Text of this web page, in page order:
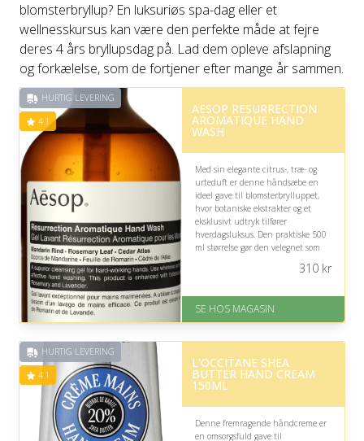
blomsterbryllup? En luksuriøs spa-dag eller et
wellnesskursus kan være den perfekte måde at fejre
deres 4 års bryllupsdag på. Lad dem opleve afslapning
og forkælelse, som de fortjener efter mange år sammen.
HURTIG LEVERING
4.1
AESOP RESURRECTION
AROMATIQUE HAND
WASH
Med sin elegante citrus-, træ- og
urteduft er denne håndsæbe en
ideel gave til blomsterbrylluppet,
hvor botaniske ekstrakter og et
eksklusivt udtryk tilfører
hverdagsluksus. Den praktiske 500
ml størrelse gør den velegnet som
På lager
Levering: 1-3 dage
af 5
310kr
SE HOS MAGASIN
HURTIG LEVERING
4.1
L'OCCITANE SHEA
BUTTER HAND CREAM
150ML
Denne fremragende håndcreme er
en omsorgsfuld gave til